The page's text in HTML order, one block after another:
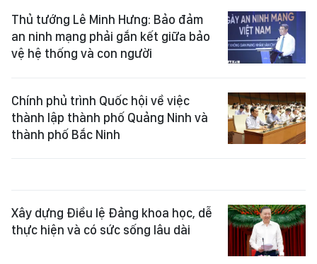
Thủ tướng Lê Minh Hưng: Bảo đảm
an ninh mạng phải gắn kết giữa bảo
vệ hệ thống và con người
Chính phủ trình Quốc hội về việc
thành lập thành phố Quảng Ninh và
thành phố Bắc Ninh
Xây dựng Điều lệ Đảng khoa học, dễ
thực hiện và có sức sống lâu dài